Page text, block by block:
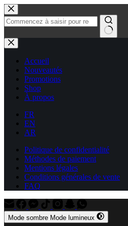
Passer
au
contenu
Aucun
résultat
Accueil
Nouveautés
Promotions
Shop
À propos
FR
EN
AR
Politique de confidentialité
Méthodes de paiement
Mentions légales
Conditions générales de vente
FAQ
Mode sombre Mode lumineux